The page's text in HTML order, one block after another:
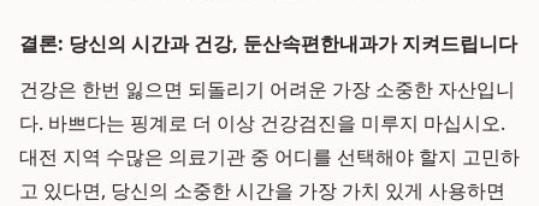
결론: 당신의 시간과 건강, 둔산속편한내과가 지켜드립니다
건강은 한번 잃으면 되돌리기 어려운 가장 소중한 자산입니
다. 바쁘다는 핑계로 더 이상 건강검진을 미루지 마십시오.
대전 지역 수많은 의료기관 중 어디를 선택해야 할지 고민하
고 있다면, 당신의 소중한 시간을 가장 가치 있게 사용하면